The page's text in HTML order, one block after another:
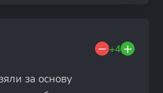
+4
за основу